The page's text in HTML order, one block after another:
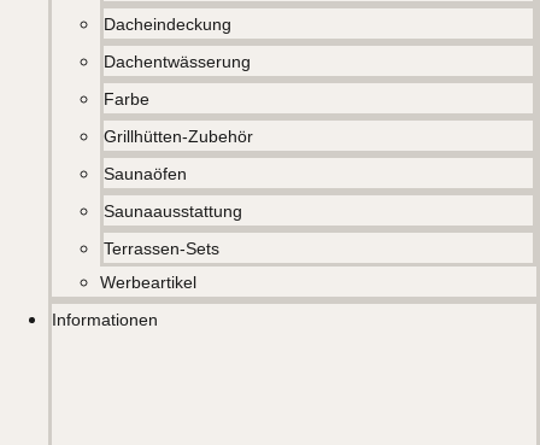
Dacheindeckung
Dachentwässerung
Farbe
Grillhütten-Zubehör
Saunaöfen
Saunaausstattung
Terrassen-Sets
Werbeartikel
Informationen